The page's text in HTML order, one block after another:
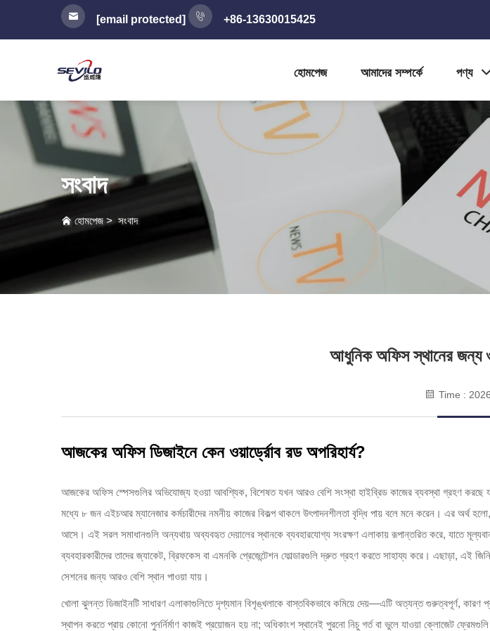
[email protected] +86-13630015425
হোমপেজ আমাদের সম্পর্কে পণ্য
সংবাদ
হোমপেজ> সংবাদ
আধুনিক অফিস স্থানের জন্য
Time :
আজকের অফিস ডিজাইনে কেন ওয়ার্ড্রোব রড অপরিহার্য?
আজকের অফিস স্পেসগুলির অভিযোজ্য হওয়া আবশ্যিক, বিশেষত যখন আরও বেশি সংস্থা হাইব্রিড কাজের ব্যবস্থা গ্রহণ করছে
মধ্যে ৮ জন এইচআর ম্যানেজার কর্মচারীদের নমনীয় কাজের বিকল্প থাকলে উৎপাদনশীলতা বৃদ্ধি পায় বলে মনে করেন। এর অর্থ
আসে। এই সরল সমাধানগুলি অন্যথায় অব্যবহৃত দেয়ালের স্থানকে ব্যবহারযোগ্য সংরক্ষণ এলাকায় রূপান্তরিত করে, যাতে
ব্যবহারকারীদের তাদের জ্যাকেট, ব্রিফকেস বা এমনকি প্রেজেন্টেশন ফোল্ডারগুলি দ্রুত গ্রহণ করতে সাহায্য করে। এছাড়া, এই
সেশনের জন্য আরও বেশি স্থান পাওয়া যায়।
খোলা ঝুলন্ত ডিজাইনটি সাধারণ এলাকাগুলিতে দৃশ্যমান বিশৃঙ্খলাকে বাস্তবিকভাবে কমিয়ে দেয়—এটি অত্যন্ত গুরুত্বপূর্ণ, কারণ
স্থাপন করতে প্রায় কোনো পুনর্নির্মাণ কাজই প্রয়োজন হয় না; অধিকাংশ স্থানেই পুরনো নিচু গর্ত বা ভুলে যাওয়া ক্লোজেট